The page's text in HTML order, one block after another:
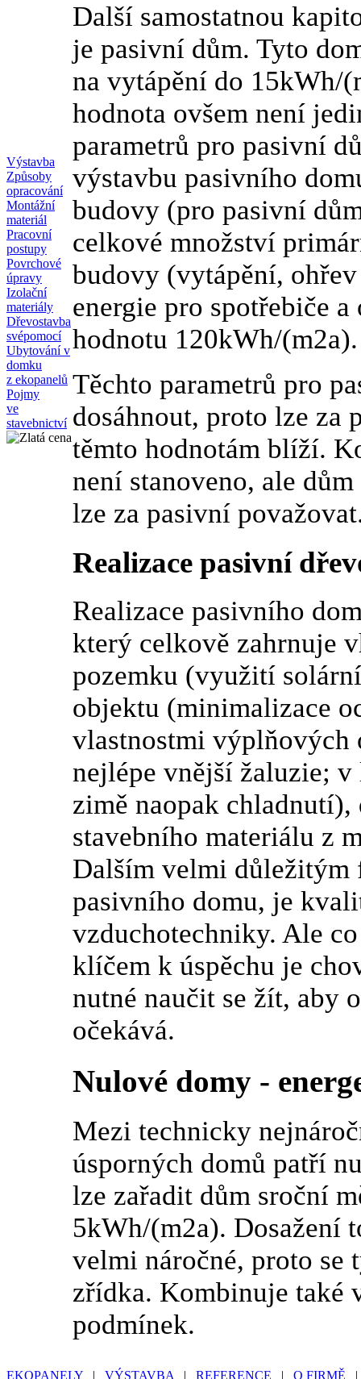
Výstavba
Způsoby
opracování
Montážní
materiál
Pracovní
postupy
Povrchové
úpravy
Izolační
materiály
Dřevostavba
svépomocí
Ubytování v
domku
z ekopanelů
Pojmy
ve
stavebnictví
Další samostatnou
je pasivní dům. Tyto
na vytápění do 15kWh/
hodnota ovšem není
parametrů pro pasivní
výstavbu pasivního
budovy (pro pasivní
celkové množství
budovy (vytápění,
energie pro spotřebiče
hodnotu 120kWh/(m2a).
Těchto parametrů pro
dosáhnout, proto lze za
těmto hodnotám blíží.
není stanoveno, ale
lze za pasivní
Realizace pasivní
Realizace pasivního
který celkově zahrnuje
pozemku (využití
objektu (minimalizace
vlastnostmi výplňových
nejlépe vnější žaluzie;
zimě naopak
stavebního materiálu z
Dalším velmi důležitým
pasivního domu, je
vzduchotechniky. Ale
klíčem k úspěchu je
nutné naučit se žít, aby
očekává.
Nulové domy -
Mezi technicky
úsporných domů patří
lze zařadit dům sroční
5kWh/(m2a). Dosažení
velmi náročné, proto
zřídka. Kombinuje také
podmínek.
EKOPANELY | VÝSTAVBA | REFERENCE | O FIRMĚ